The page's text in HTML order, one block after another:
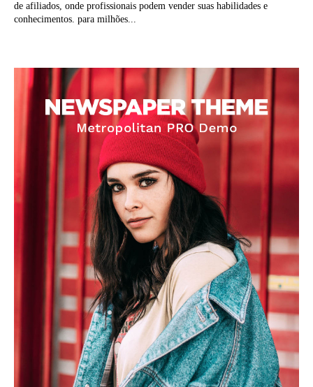
de afiliados, onde profissionais podem vender suas habilidades e
conhecimentos. para milhões...